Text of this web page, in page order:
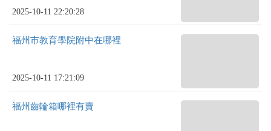
2025-10-11 22:20:28
福州市教育學院附中在哪裡
2025-10-11 17:21:09
福州齒輪箱哪裡有賣